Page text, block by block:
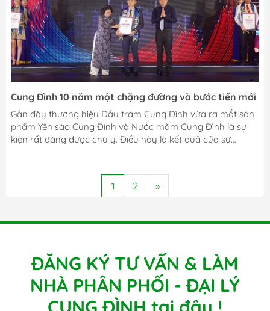
Cung Đình 10 năm một chặng đường và bước tiến mới
Gần đây thương hiệu Dầu tràm Cung Đình vừa ra mắt sản
phẩm Yến sào Cung Đình và Nước mắm Cung Đình là sự
kiện rất đáng được chú ý. Điều này là kết quả của sự
sản phẩm cho tất cả mọi người và đặc biệt là chăm sóc
sức khỏe cho mẹ & bé. Với chặng đường hơn 10 năm hình
1 2 »
ĐĂNG KÝ TƯ VẤN & LÀM
NHÀ PHÂN PHỐI - ĐẠI LÝ